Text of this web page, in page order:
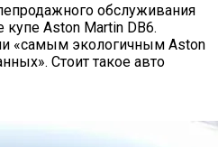
обслуживания
купе Aston Martin DB6.
«самым экологичным Aston
Стоит такое авто